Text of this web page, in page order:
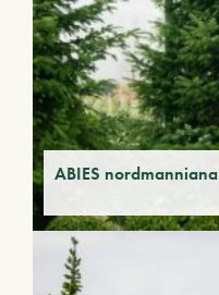
ABIES nordmanniana